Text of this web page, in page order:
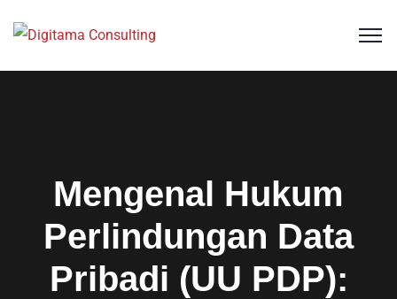
Mengenal Hukum
Perlindungan Data
Pribadi (UU PDP):